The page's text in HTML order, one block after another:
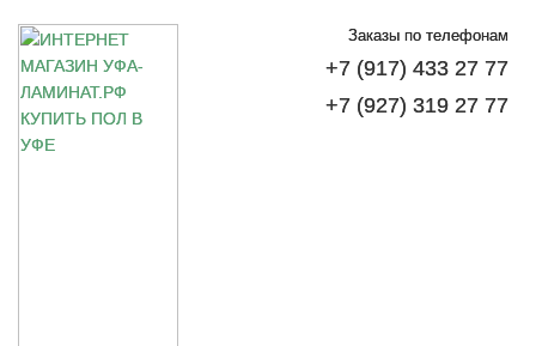
Заказы по телефонам
+7 (917) 433 27 77
+7 (927) 319 27 77